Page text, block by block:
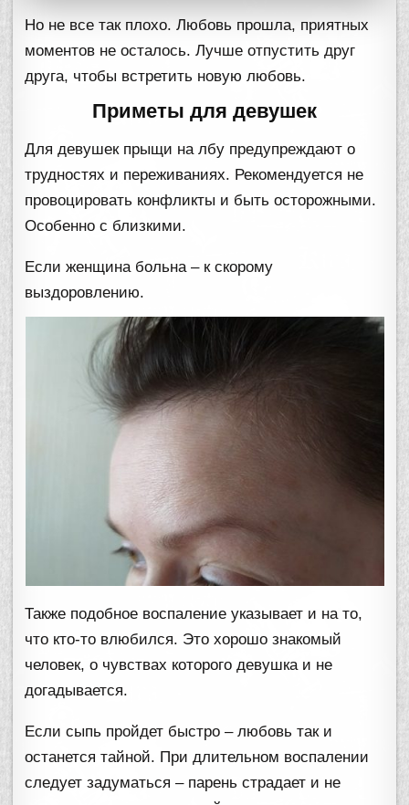
Но не все так плохо. Любовь прошла, приятных
моментов не осталось. Лучше отпустить друг
друга, чтобы встретить новую любовь.
Приметы для девушек
Для девушек прыщи на лбу предупреждают о
трудностях и переживаниях. Рекомендуется не
провоцировать конфликты и быть осторожными.
Особенно с близкими.
Если женщина больна – к скорому
выздоровлению.
Также подобное воспаление указывает и на то,
что кто-то влюбился. Это хорошо знакомый
человек, о чувствах которого девушка и не
догадывается.
Если сыпь пройдет быстро – любовь так и
останется тайной. При длительном воспалении
следует задуматься – парень страдает и не